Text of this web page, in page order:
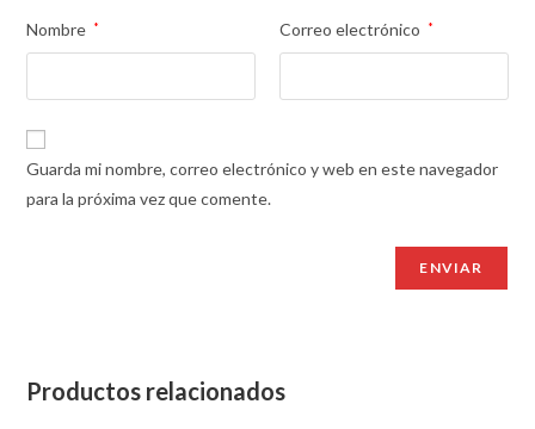
Nombre * Correo electrónico *
Guarda mi nombre, correo electrónico y web en este navegador
para la próxima vez que comente.
Productos relacionados